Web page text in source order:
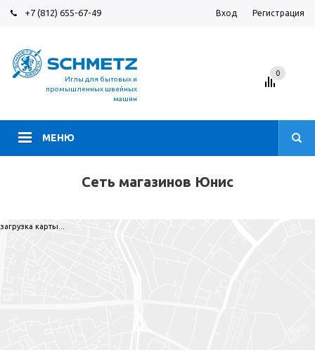
+7 (812) 655-67-49 Вход Регистрация
Иглы для бытовых и
промышленных швейных
машин
МЕНЮ
0
Сеть магазинов Юнис
загрузка карты...